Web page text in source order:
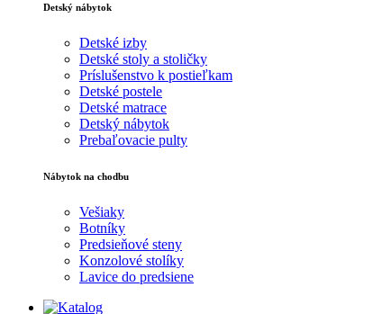
Detský nábytok
Detské izby
Detské stoly a stoličky
Príslušenstvo k postieľkam
Detské postele
Detské matrace
Detský nábytok
Prebaľovacie pulty
Nábytok na chodbu
Vešiaky
Botníky
Predsieňové steny
Konzolové stolíky
Lavice do predsiene